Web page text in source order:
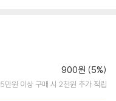
900원 (5%)
5만원 이상 구매 시 2천원 추가 적립